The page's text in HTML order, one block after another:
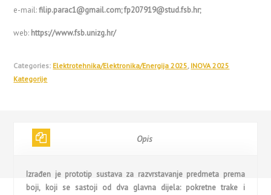
e-mail:filip.parac1@gmail.com; fp207919@stud.fsb.hr;
web: https://www.fsb.unizg.hr/
Categories: Elektrotehnika/Elektronika/Energija 2025, INOVA 2025
Kategorije
Opis
Izrađen je prototip sustava za razvrstavanje predmeta prema
boji, koji se sastoji od dva glavna dijela: pokretne trake i